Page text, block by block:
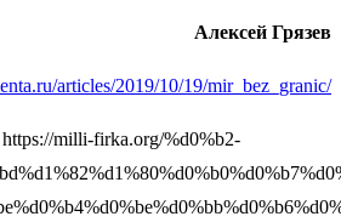
Алексей Грязев
articles/2019/10/19/mir_bez_granic/
https://milli-firka.org/%d0%b2-